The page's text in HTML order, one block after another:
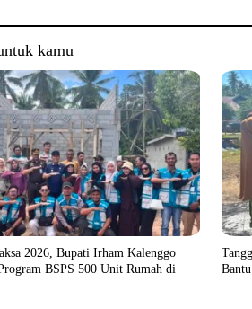
kamu
2026, Bupati Irham Kalenggo
BSPS 500 Unit Rumah di